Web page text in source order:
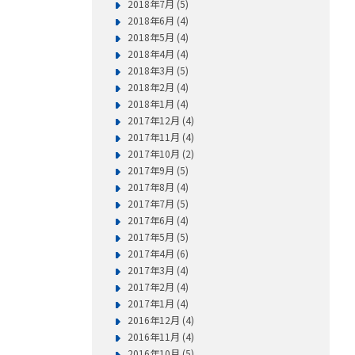
2018年7月 (5)
2018年6月 (4)
2018年5月 (4)
2018年4月 (4)
2018年3月 (5)
2018年2月 (4)
2018年1月 (4)
2017年12月 (4)
2017年11月 (4)
2017年10月 (2)
2017年9月 (5)
2017年8月 (4)
2017年7月 (5)
2017年6月 (4)
2017年5月 (5)
2017年4月 (6)
2017年3月 (4)
2017年2月 (4)
2017年1月 (4)
2016年12月 (4)
2016年11月 (4)